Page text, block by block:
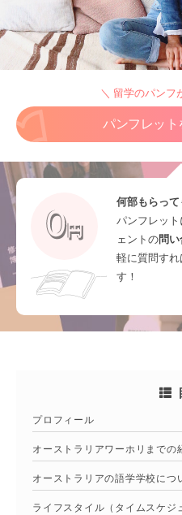
＼ 留学のパンフ
パンフレット
何部もらって
パンフレッ
ェントの問
軽に質問す
す！
プロフィール
オーストラリアワーホリまでの
オーストラリアの語学学校につ
ライフスタイル（タイムスケジ